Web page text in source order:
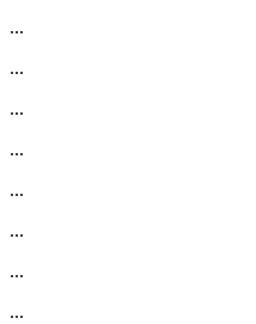
...
...
...
...
...
...
...
...